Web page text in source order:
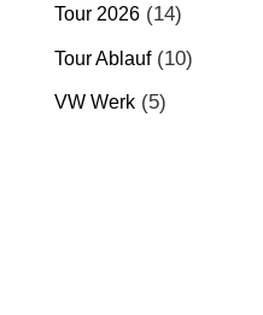
Tour 2026(14)
Tour Ablauf(10)
VW Werk(5)